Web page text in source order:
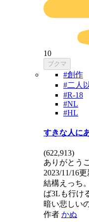
10
ブクマ
#創作
#二人
#R-18
#NL
#HL
すきな人に
(622,913)
ありがとう
2023/11/16
結構えっち
ば3Lも行け
暗い悲しい
作者 かぬ